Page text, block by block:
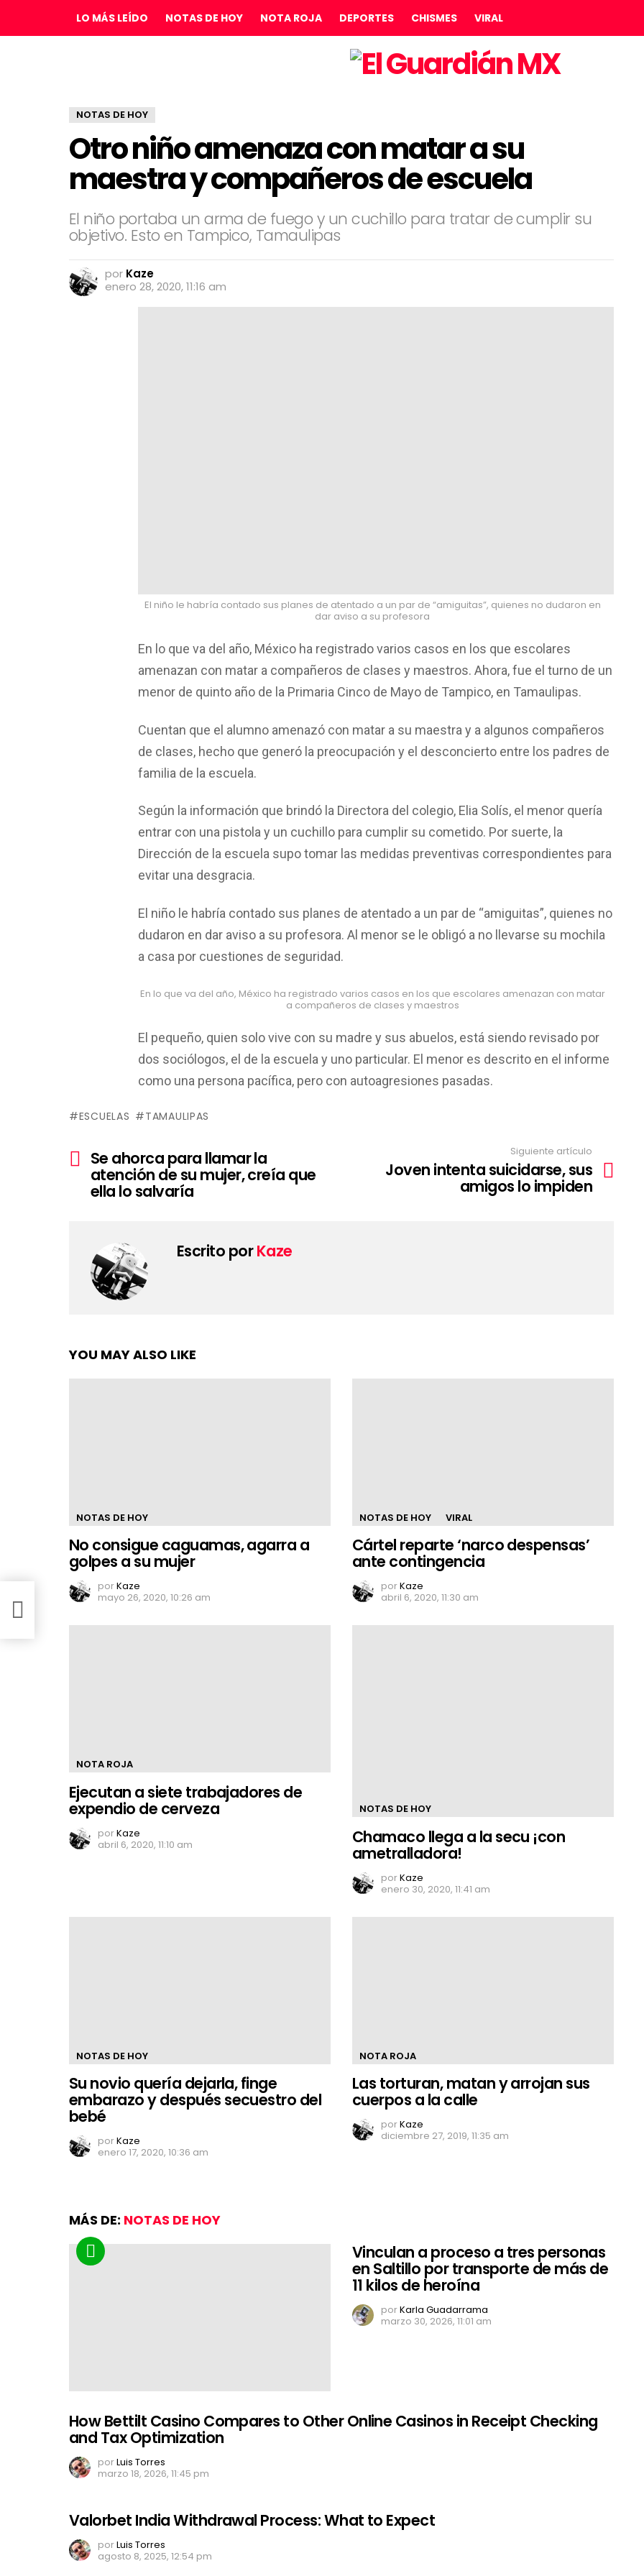
LO MÁS LEÍDO NOTAS DE HOY NOTA ROJA DEPORTES CHISMES VIRAL
NOTAS DE HOY
Otro niño amenaza con matar a su
maestra y compañeros de escuela
El niño portaba un arma de fuego y un cuchillo para tratar de cumplir su
objetivo. Esto en Tampico, Tamaulipas
por Kaze
enero 28, 2020, 11:16 am
El niño le habría contado sus planes de atentado a un par de “amiguitas”, quienes no dudaron en
dar aviso a su profesora
En lo que va del año, México ha registrado varios casos en los que escolares
amenazan con matar a compañeros de clases y maestros. Ahora, fue el turno de un
menor de quinto año de la Primaria Cinco de Mayo de Tampico, en Tamaulipas.
Cuentan que el alumno amenazó con matar a su maestra y a algunos compañeros
de clases, hecho que generó la preocupación y el desconcierto entre los padres de
familia de la escuela.
Según la información que brindó la Directora del colegio, Elia Solís, el menor quería
entrar con una pistola y un cuchillo para cumplir su cometido. Por suerte, la
Dirección de la escuela supo tomar las medidas preventivas correspondientes para
evitar una desgracia.
El niño le habría contado sus planes de atentado a un par de “amiguitas”, quienes no
dudaron en dar aviso a su profesora. Al menor se le obligó a no llevarse su mochila
a casa por cuestiones de seguridad.
En lo que va del año, México ha registrado varios casos en los que escolares amenazan con matar
a compañeros de clases y maestros
El pequeño, quien solo vive con su madre y sus abuelos, está siendo revisado por
dos sociólogos, el de la escuela y uno particular. El menor es descrito en el informe
como una persona pacífica, pero con autoagresiones pasadas.
ESCUELAS TAMAULIPAS
Ver
másSe ahorca para llamar la
atención de su mujer, creía que
ella lo salvaría
Siguiente artículo
Joven intenta suicidarse, sus
amigos lo impiden
Escrito porKaze
YOU MAY ALSO LIKE
NOTAS DE HOY
No consigue caguamas, agarra a
golpes a su mujer
porKaze
mayo 26, 2020, 10:26 am
NOTAS DE HOY VIRAL
Cártel reparte ‘narco despensas’
ante contingencia
porKaze
abril 6, 2020, 11:30 am
NOTA ROJA
Ejecutan a siete trabajadores de
expendio de cerveza
porKaze
abril 6, 2020, 11:10 am
NOTAS DE HOY
Chamaco llega a la secu ¡con
ametralladora!
porKaze
enero 30, 2020, 11:41 am
NOTAS DE HOY
Su novio quería dejarla, finge
embarazo y después secuestro del
bebé
porKaze
enero 17, 2020, 10:36 am
NOTA ROJA
Las torturan, matan y arrojan sus
cuerpos a la calle
porKaze
diciembre 27, 2019, 11:35 am
MÁS DE: NOTAS DE HOY
Vinculan a proceso a tres personas
en Saltillo por transporte de más de
11 kilos de heroína
porKarla Guadarrama
marzo 30, 2026, 11:01 am
How Bettilt Casino Compares to Other Online Casinos in Receipt Checking
and Tax Optimization
porLuis Torres
marzo 18, 2026, 11:45 pm
Valorbet India Withdrawal Process: What to Expect
porLuis Torres
agosto 8, 2025, 12:54 pm
su